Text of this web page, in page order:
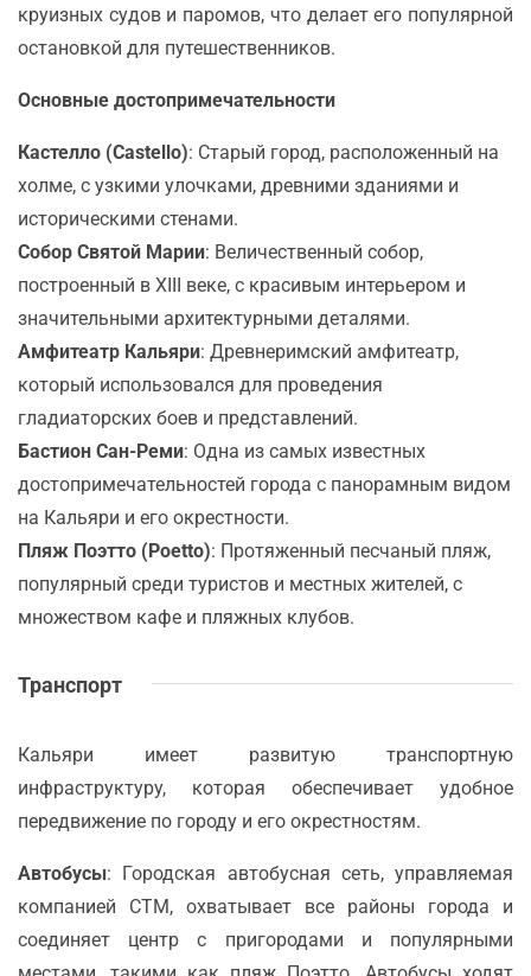
круизных судов и паромов, что делает его популярной
остановкой для путешественников.
Основные достопримечательности
Кастелло (Castello): Старый город, расположенный на
холме, с узкими улочками, древними зданиями и
историческими стенами.
Собор Святой Марии: Величественный собор,
построенный в XIII веке, с красивым интерьером и
значительными архитектурными деталями.
Амфитеатр Кальяри: Древнеримский амфитеатр,
который использовался для проведения
гладиаторских боев и представлений.
Бастион Сан-Реми: Одна из самых известных
достопримечательностей города с панорамным видом
на Кальяри и его окрестности.
Пляж Поэтто (Poetto): Протяженный песчаный пляж,
популярный среди туристов и местных жителей, с
множеством кафе и пляжных клубов.
Транспорт
Кальяри имеет развитую транспортную
инфраструктуру, которая обеспечивает удобное
передвижение по городу и его окрестностям.
Автобусы: Городская автобусная сеть, управляемая
компанией CTM, охватывает все районы города и
соединяет центр с пригородами и популярными